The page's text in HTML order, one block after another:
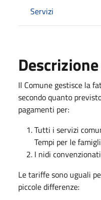
Servizi
Descrizione
Il Comune gestisce la
secondo quanto
pagamenti per:
Tutti i servizi
Tempi per le
I nidi
Le tariffe sono uguali
piccole differenze: